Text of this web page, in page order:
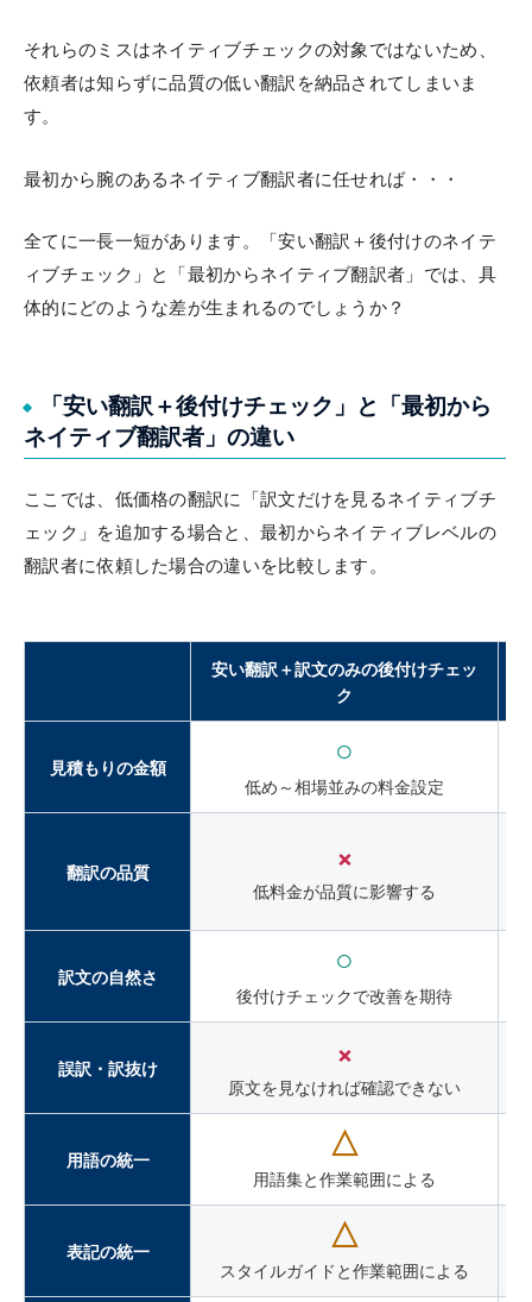
それらのミスはネイティブチェックの対象ではないため、
依頼者は知らずに品質の低い翻訳を納品されてしまいま
す。
最初から腕のあるネイティブ翻訳者に任せれば・・・
全てに一長一短があります。「安い翻訳＋後付けのネイテ
ィブチェック」と「最初からネイティブ翻訳者」では、具
体的にどのような差が生まれるのでしょうか？
「安い翻訳＋後付けチェック」と「最初から
ネイティブ翻訳者」の違い
ここでは、低価格の翻訳に「訳文だけを見るネイティブチ
ェック」を追加する場合と、最初からネイティブレベルの
翻訳者に依頼した場合の違いを比較します。
安い翻訳＋訳文のみの後付けチェッ
ク
見積もりの金額 ○
低め～相場並みの料金設定
翻訳の品質 ×
低料金が品質に影響する
訳文の自然さ ○
後付けチェックで改善を期待
誤訳・訳抜け ×
原文を見なければ確認できない
用語の統一 △
用語集と作業範囲による
表記の統一 △
スタイルガイドと作業範囲による